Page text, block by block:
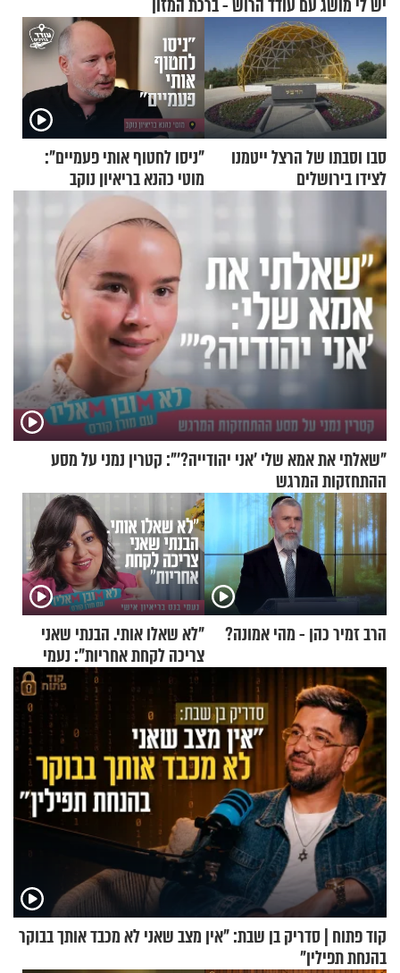
יש לי מושג עם עודד הרוש - ברכת המזון
סבו וסבתו של הרצל ייטמנו
לצידו בירושלים
"ניסו לחטוף אותי פעמיים":
מוטי כהנא בריאיון נוקב
"שאלתי את אמא שלי 'אני יהודייה?'": קטרין נמני על מסע
ההתחזקות המרגש
הרב זמיר כהן - מהי אמונה?
"לא שאלו אותי. הבנתי שאני
צריכה לקחת אחריות": נעמי
בנט בריאיון אישי
קוד פתוח | סדריק בן שבת: "אין מצב שאני לא מכבד אותך בבוקר
בהנחת תפילין"